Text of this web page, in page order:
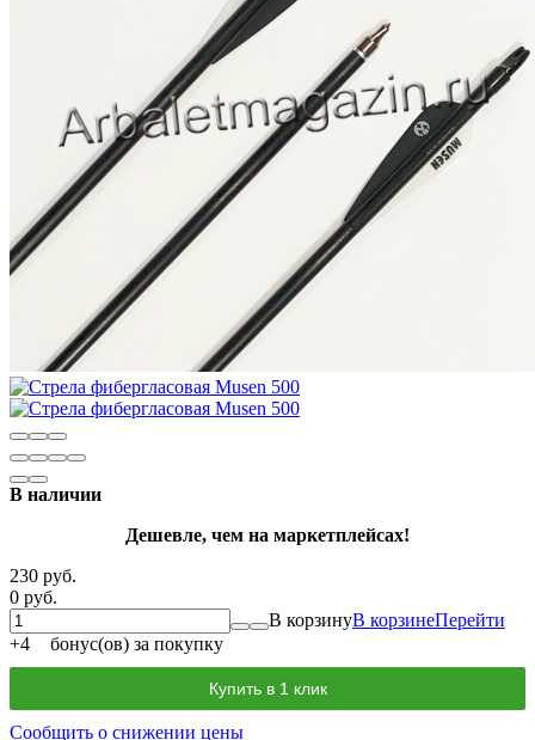
В наличии
Дешевле, чем на маркетплейсах!
230 руб.
0 руб.
В корзинуВ корзинеПерейти
+4 бонус(ов) за покупку
Купить в 1 клик
Сообщить о снижении цены